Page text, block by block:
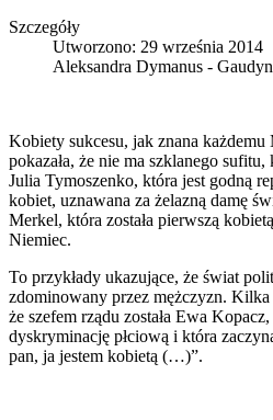
Szczegóły
Utworzono: 29 września 2014
Aleksandra Dymanus - Gaudyn
Kobiety sukcesu, jak znana każdemu
pokazała, że nie ma szklanego
Julia Tymoszenko, która jest godną
kobiet, uznawana za żelazną damę
Merkel, która została pierwszą
Niemiec.
To przykłady ukazujące, że świat
zdominowany przez mężczyzn.
że szefem rządu została Ewa
dyskryminację płciową i która
pan, ja jestem kobietą (…)”.